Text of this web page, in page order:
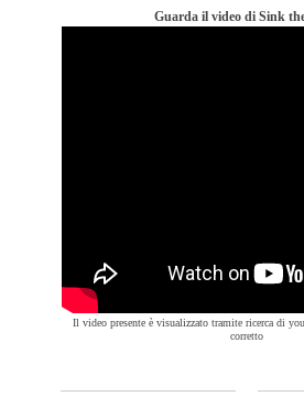
Guarda il video di Sink
Il video presente è visualizzato tramite ricerca di
corretto